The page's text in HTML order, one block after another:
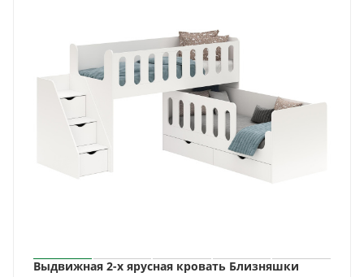
Выдвижная 2-х ярусная кровать Близняшки